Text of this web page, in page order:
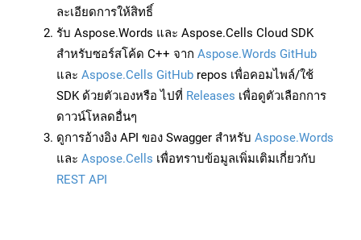
ละเอียดการให้สิทธิ์
รับ Aspose.Words และ Aspose.Cells Cloud SDK
สำหรับซอร์สโค้ด C++ จาก Aspose.Words GitHub
และ Aspose.Cells GitHub repos เพื่อคอมไพล์/ใช้
SDK ด้วยตัวเองหรือ ไปที่ Releases เพื่อดูตัวเลือกการ
ดาวน์โหลดอื่นๆ
ดูการอ้างอิง API ของ Swagger สำหรับ Aspose.Words
และ Aspose.Cells เพื่อทราบข้อมูลเพิ่มเติมเกี่ยวกับ
REST API